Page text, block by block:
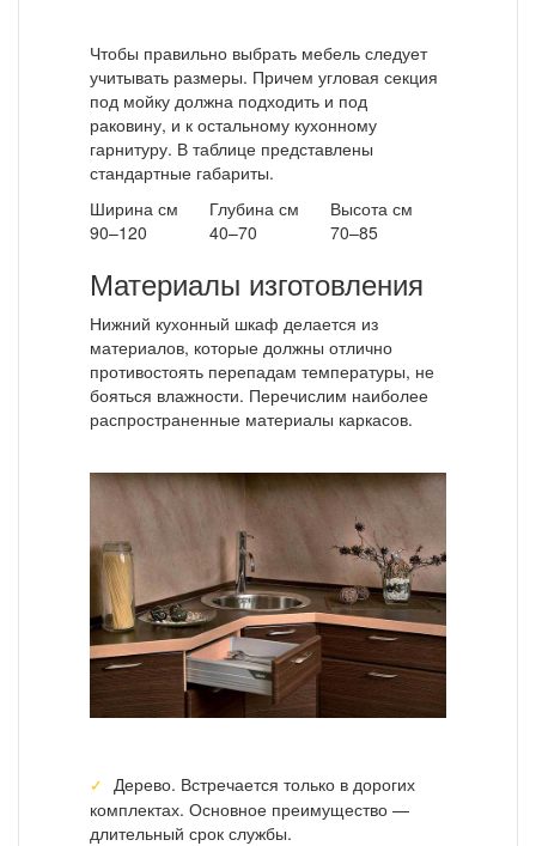
Чтобы правильно выбрать мебель следует
учитывать размеры. Причем угловая секция
под мойку должна подходить и под
раковину, и к остальному кухонному
гарнитуру. В таблице представлены
стандартные габариты.
Ширина см
Глубина см
Высота см
90–120
40–70 70–85
Материалы изготовления
Нижний кухонный шкаф делается из
материалов, которые должны отлично
противостоять перепадам температуры, не
бояться влажности. Перечислим наиболее
распространенные материалы каркасов.
Дерево. Встречается только в дорогих
комплектах. Основное преимущество —
длительный срок службы.